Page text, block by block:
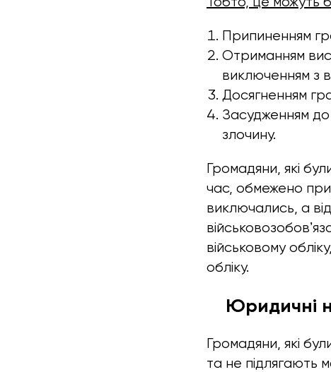
Припиненням
Отриманням
виключенням з
Досягненням
Засудженням до
злочину.
Громадяни, які
час, обмежено
виключались, а
військовому
обліку.
Юридичні
Громадяни, які
та не підлягають